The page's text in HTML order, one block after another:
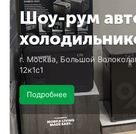
Шоу-рум
г. Москва, Большой
12к1с1
Подробнее